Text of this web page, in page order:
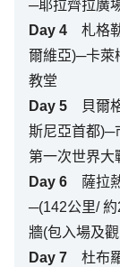
─耶拉齊拉廣
Day 4
札格
爾維亞)─卡萊
教堂
Day 5
貝爾
斯尼亞首都)─
第一次世界大
Day 6
薩拉
─(142公里/
牆(包入場及
Day 7
杜布